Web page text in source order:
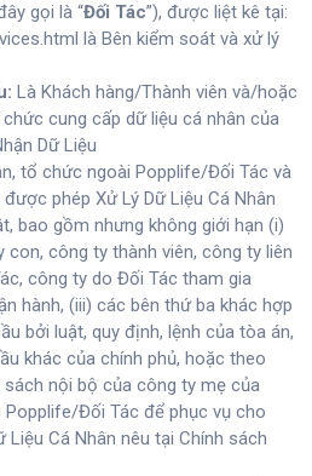
gọi là “Đối Tác”), được liệt kê tại:
là Bên kiểm soát và xử lý
Là Khách hàng/Thành viên và/hoặc
cung cấp dữ liệu cá nhân của
Dữ Liệu
tổ chức ngoài Popplife/Đối Tác và
phép Xử Lý Dữ Liệu Cá Nhân
bao gồm nhưng không giới hạn (i)
con, công ty thành viên, công ty liên
công ty do Đối Tác tham gia
hành, (iii) các bên thứ ba khác hợp
bởi luật, quy định, lệnh của tòa án,
khác của chính phủ, hoặc theo
nội bộ của công ty mẹ của
Đối Tác để phục vụ cho
Liệu Cá Nhân nêu tại Chính sách